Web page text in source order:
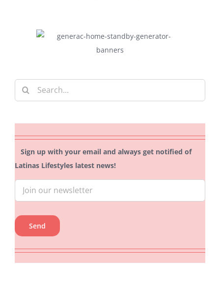
Search
for:
Sign up with your email and always get notified of
Latinas Lifestyles latest news!